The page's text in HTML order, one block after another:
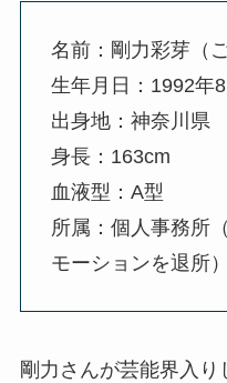
名前：剛力彩芽（
生年月日：1992年
出身地：神奈川県
身長：163cm
血液型：A型
所属：個人事務所
モーションを退所）
剛力さんが芸能界入